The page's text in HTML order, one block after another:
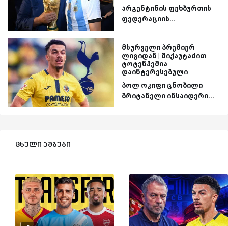
არგენტინის ფეხბურთის
ფედერაციის...
მსურველი პრემიერ
ლიგიდან | მიქაუტაძით
ტოტენჰემია
დაინტერესებული
პოლ ოკიფი ცნობილი
ბრიტანელი ინსაიდერი...
ცხელი ამბები